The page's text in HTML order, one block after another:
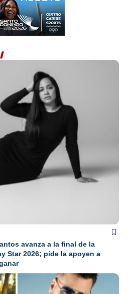
avanza a la final de la
Star 2026; pide la apoyen a